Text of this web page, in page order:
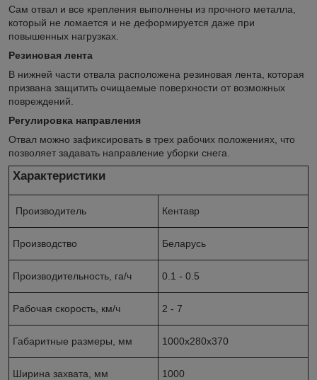
Сам отвал и все крепления выполнены из прочного металла,
который не ломается и не деформируется даже при
повышенных нагрузках.
Резиновая лента
В нижней части отвала расположена резиновая лента, которая
призвана защитить очищаемые поверхности от возможных
повреждений.
Регулировка направления
Отвал можно зафиксировать в трех рабочих положениях, что
позволяет задавать направление уборки снега.
Характеристики
Производитель Кентавр
Производство Беларусь
Производительность, га/ч 0.1 - 0.5
Рабочая скорость, км/ч 2 - 7
Габаритные размеры, мм 1000х280х370
Ширина захвата, мм 1000